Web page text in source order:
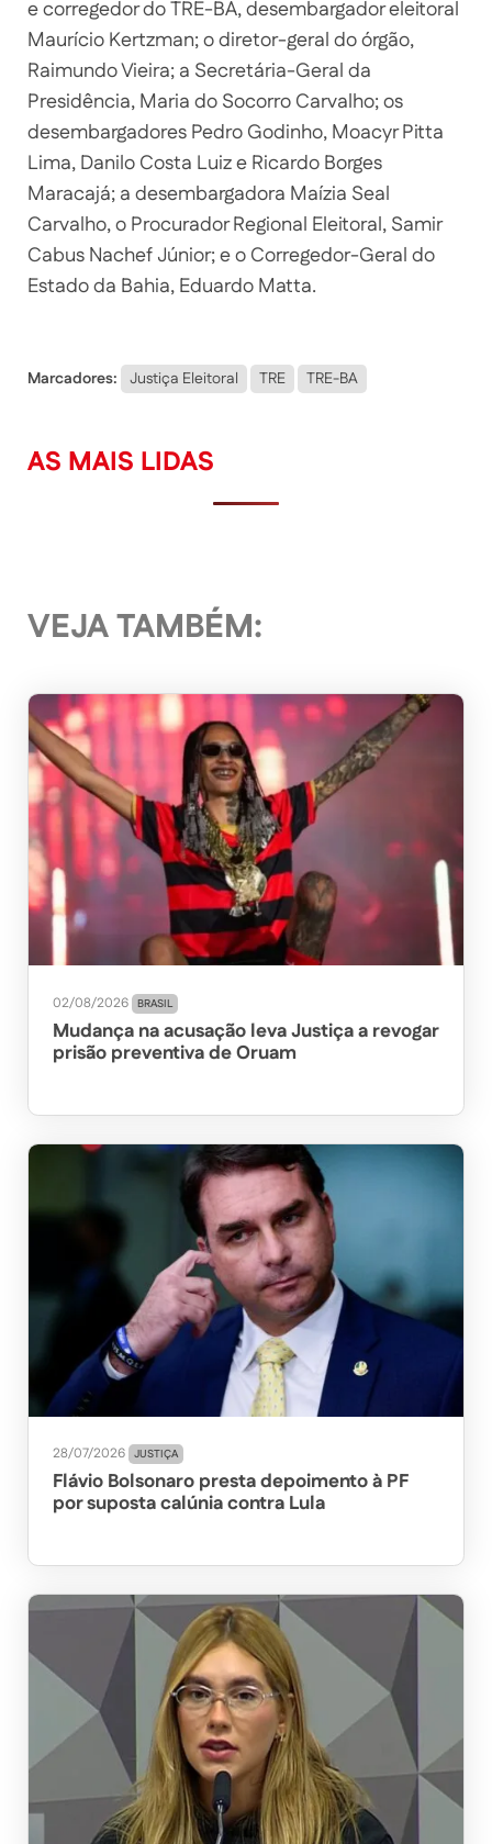
e corregedor do TRE-BA, desembargador eleitoral
Maurício Kertzman; o diretor-geral do órgão,
Raimundo Vieira; a Secretária-Geral da
Presidência, Maria do Socorro Carvalho; os
desembargadores Pedro Godinho, Moacyr Pitta
Lima, Danilo Costa Luiz e Ricardo Borges
Maracajá; a desembargadora Maízia Seal
Carvalho, o Procurador Regional Eleitoral, Samir
Cabus Nachef Júnior; e o Corregedor-Geral do
Estado da Bahia, Eduardo Matta.
Marcadores: Justiça Eleitoral TRE TRE-BA
AS MAIS LIDAS
VEJA TAMBÉM:
02/08/2026 BRASIL
Mudança na acusação leva Justiça a revogar
prisão preventiva de Oruam
28/07/2026 JUSTIÇA
Flávio Bolsonaro presta depoimento à PF
por suposta calúnia contra Lula